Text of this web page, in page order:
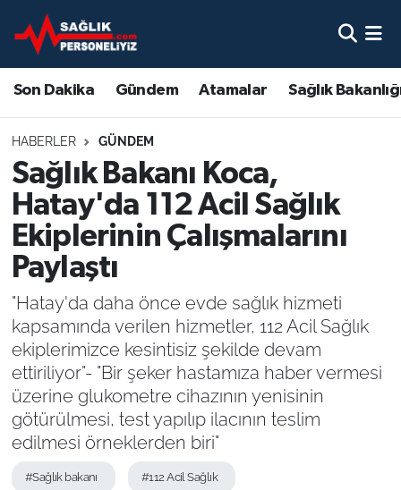
Son Dakika Gündem Atamalar Sağlık
HABERLER GÜNDEM
Sağlık Bakanı Koca,
Hatay'da 112 Acil Sağlık
Ekiplerinin Çalışmalarını
Paylaştı
"Hatay'da daha önce evde sağlık hizmeti
kapsamında verilen hizmetler, 112 Acil Sağlık
ekiplerimizce kesintisiz şekilde devam
ettiriliyor"- "Bir şeker hastamıza haber vermesi
üzerine glukometre cihazının yenisinin
götürülmesi, test yapılıp ilacının teslim
edilmesi örneklerden biri"
#Sağlık bakanı #112 Acil Sağlık
Son Dakika
Gündem
Atamalar
Sağlık Bakanlığı
Mevzuat
Sendika
Sağlık Personeli Alımı
Eğitim
Sağlık
Güncel
Nöbetçi Eczaneler
Hava Durumu
Namaz Vakitleri
Trafik Durumu
Süper Lig Puan Durumu ve Fikstür
Tüm Manşetler
Son Dakika Haberleri
Haber Arşivi